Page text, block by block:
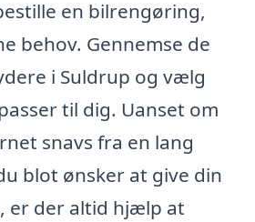
en bilrengøring,
behov. Gennemse de
i Suldrup og vælg
til dig. Uanset om
snavs fra en lang
blot ønsker at give din
er der altid hjælp at